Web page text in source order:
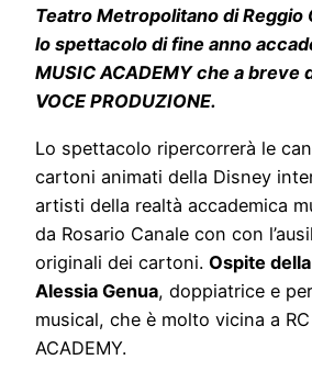
Teatro Metropolitano di Reggio
lo spettacolo di fine anno
MUSIC ACADEMY che a breve
VOCE PRODUZIONE.
Lo spettacolo ripercorrerà le
cartoni animati della Disney
artisti della realtà accademica
da Rosario Canale con con
originali dei cartoni. Ospite
Alessia Genua, doppiatrice e
musical, che è molto vicina a RC
ACADEMY.